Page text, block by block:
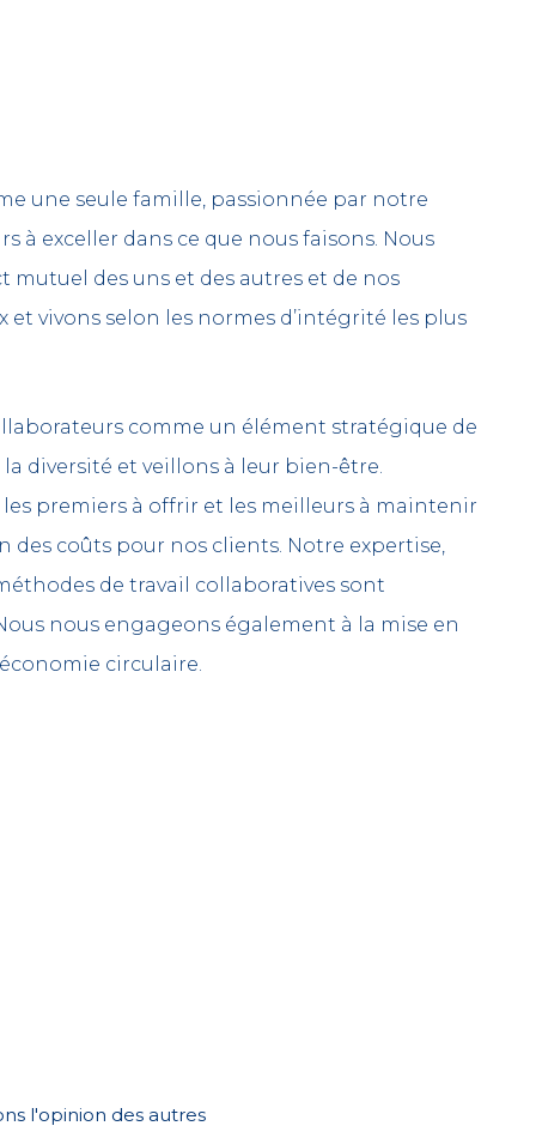
une seule famille, passionnée par notre
à exceller dans ce que nous faisons. Nous
mutuel des uns et des autres et de nos
vivons selon les normes d’intégrité les plus
comme un élément stratégique de
diversité et veillons à leur bien-être.
les premiers à offrir et les meilleurs à maintenir
des coûts pour nos clients. Notre expertise,
de travail collaboratives sont
nous engageons également à la mise en
circulaire.
l'opinion des autres